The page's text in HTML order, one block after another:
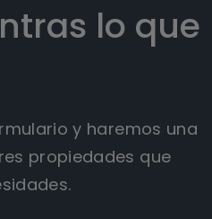
lo que
y haremos una
propiedades que